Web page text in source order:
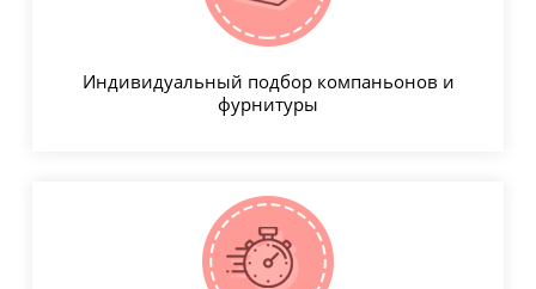
Индивидуальный подбор компаньонов и
фурнитуры